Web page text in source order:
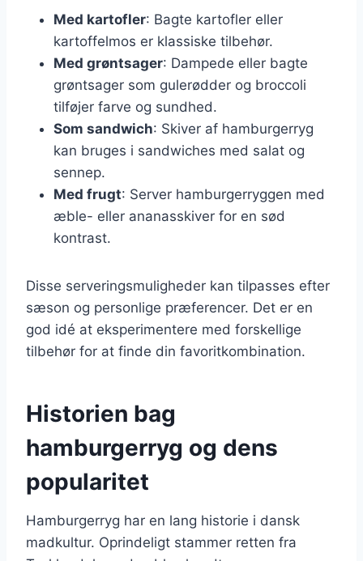
Med kartofler: Bagte kartofler eller
kartoffelmos er klassiske tilbehør.
Med grøntsager: Dampede eller bagte
grøntsager som gulerødder og broccoli
tilføjer farve og sundhed.
Som sandwich: Skiver af hamburgerryg
kan bruges i sandwiches med salat og
sennep.
Med frugt: Server hamburgerryggen med
æble- eller ananasskiver for en sød
kontrast.
Disse serveringsmuligheder kan tilpasses efter
sæson og personlige præferencer. Det er en
god idé at eksperimentere med forskellige
tilbehør for at finde din favoritkombination.
Historien bag
hamburgerryg og dens
popularitet
Hamburgerryg har en lang historie i dansk
madkultur. Oprindeligt stammer retten fra